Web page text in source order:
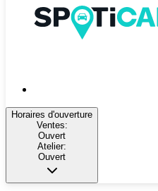
Horaires d'ouverture
Ventes:
Ouvert
Atelier:
Ouvert